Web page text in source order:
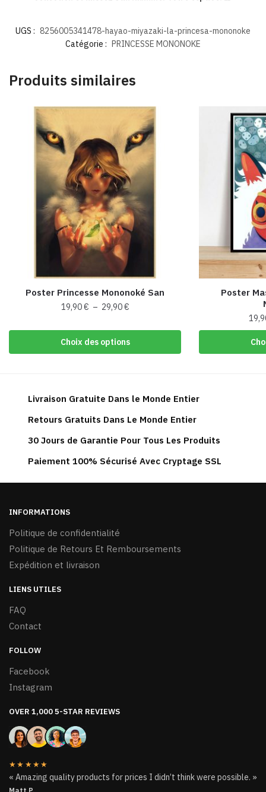
UGS : 8256005341478-hayao-miyazaki-la-princesa-mononoke
Catégorie : PRINCESSE MONONOKE
Produits similaires
Poster Princesse Mononoké San
19,90€ – 29,90€Plage
prix :
19,90 €
Choix des options
produit
a
Les
peuvent
être
choisies
la
produit
Poster
Livraison Gratuite Dans le Monde Entier
Retours Gratuits Dans Le Monde Entier
30 Jours de Garantie Pour Tous Les Produits
Paiement 100% Sécurisé Avec Cryptage SSL
INFORMATIONS
Politique de confidentialité
Politique de Retours Et Remboursements
Expédition et livraison
LIENS UTILES
FAQ
Contact
FOLLOW
Facebook
Instagram
OVER 1,000 5-STAR REVIEWS
★★★★★
« Amazing quality products for prices I didn’t think were possible. »